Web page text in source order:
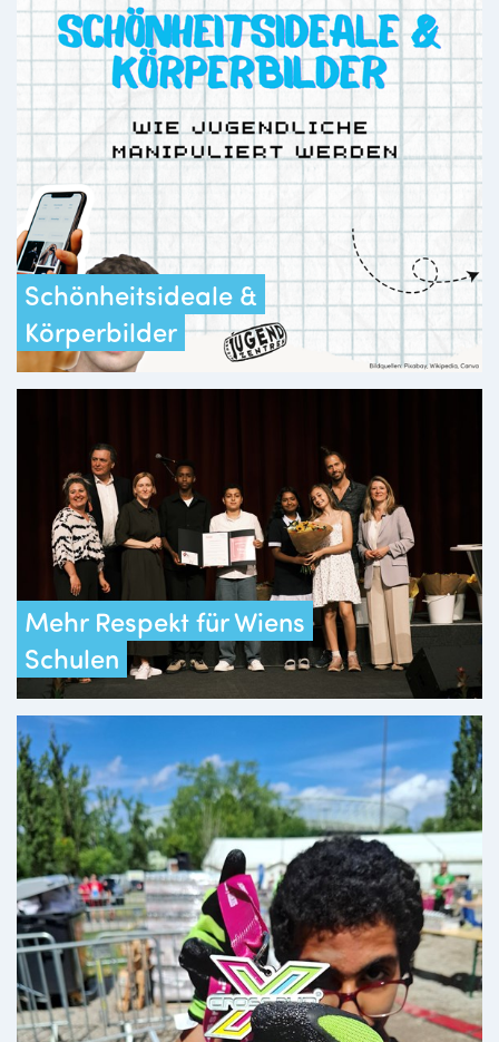
Schönheitsideale &
Körperbilder
Mehr Respekt für Wiens
Schulen